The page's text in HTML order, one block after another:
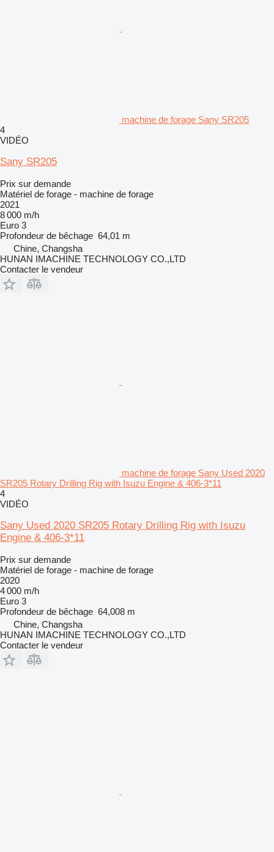
machine de forage Sany SR205
4
VIDÉO
Sany SR205
Prix sur demande
Matériel de forage - machine de forage
2021
8 000 m/h
Euro 3
Profondeur de bêchage 64,01 m
Chine, Changsha
HUNAN IMACHINE TECHNOLOGY CO.,LTD
Contacter le vendeur
machine de forage Sany Used 2020
SR205 Rotary Drilling Rig with Isuzu Engine & 406-3*11
4
VIDÉO
Sany Used 2020 SR205 Rotary Drilling Rig with Isuzu
Engine & 406-3*11
Prix sur demande
Matériel de forage - machine de forage
2020
4 000 m/h
Euro 3
Profondeur de bêchage 64,008 m
Chine, Changsha
HUNAN IMACHINE TECHNOLOGY CO.,LTD
Contacter le vendeur